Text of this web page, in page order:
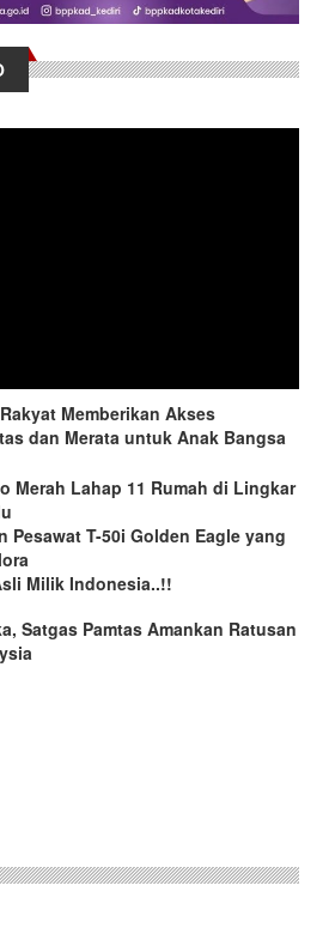
Memberikan Akses
dan Merata untuk Anak Bangsa
Merah Lahap 11 Rumah di Lingkar
Pesawat T-50i Golden Eagle yang
Milik Indonesia..!!
Satgas Pamtas Amankan Ratusan